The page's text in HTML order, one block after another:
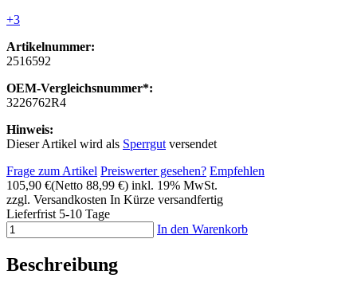
+3
Artikelnummer:
2516592
OEM-Vergleichsnummer*:
3226762R4
Hinweis:
Dieser Artikel wird als Sperrgut versendet
Frage zum Artikel Preiswerter gesehen? Empfehlen
105,90 €(Netto 88,99 €) inkl. 19% MwSt.
zzgl. Versandkosten In Kürze versandfertig
Lieferfrist 5-10 Tage
In den Warenkorb
Beschreibung